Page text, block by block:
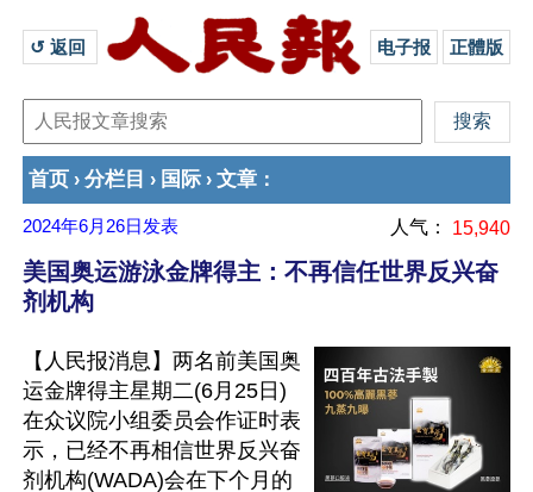
↺ 返回 电子报 正體版
首页 › 分栏目 › 国际 › 文章 ：
2024年6月26日 发表 人气： 15,940
美国奥运游泳金牌得主：不再信任世界反兴奋
剂机构
【人民报消息】两名前美国奥
运金牌得主星期二(6月25日)
在众议院小组委员会作证时表
示，已经不再相信世界反兴奋
剂机构(WADA)会在下个月的